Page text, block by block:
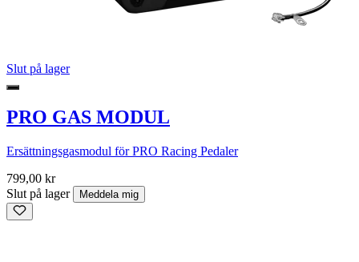
Slut på lager
PRO GAS MODUL
Ersättningsgasmodul för PRO Racing Pedaler
799,00 kr
Slut på lager
Meddela mig